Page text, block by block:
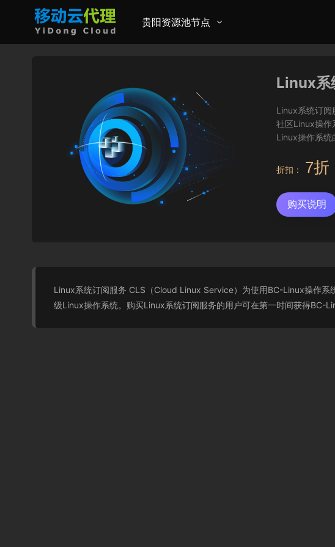
贵阳资源池节点
Linux系
Linux系统订
社区Linux操作
Linux操作系统
折扣： 7折
购买说明
Linux系统订阅服务 CLS（Cloud Linux Service）为使用BC-Linux操作
级Linux操作系统。购买Linux系统订阅服务的用户可在第一时间获得BC-